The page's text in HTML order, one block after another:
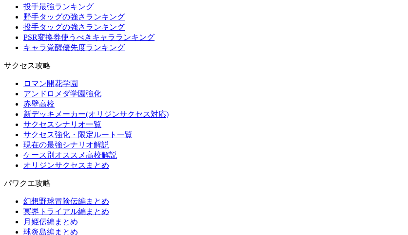
投手最強ランキング
野手タッグの強さランキング
投手タッグの強さランキング
PSR変換券使うべきキャラランキング
キャラ覚醒優先度ランキング
サクセス攻略
ロマン開花学園
アンドロメダ学園強化
赤壁高校
新デッキメーカー(オリジンサクセス対応)
サクセスシナリオ一覧
サクセス強化・限定ルート一覧
現在の最強シナリオ解説
ケース別オススメ高校解説
オリジンサクセスまとめ
パワクエ攻略
幻想野球冒険伝編まとめ
冥界トライアル編まとめ
月姫伝編まとめ
球炎島編まとめ